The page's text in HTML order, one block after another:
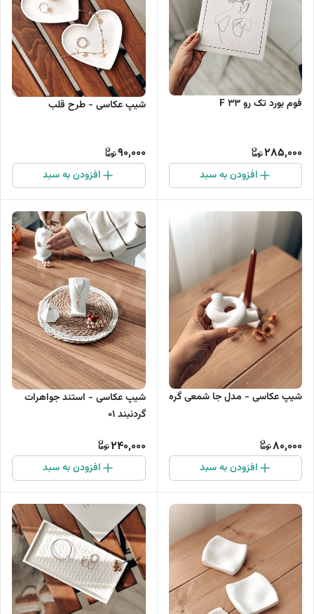
فوم بورد تک رو F 33
285,000
افزودن به سبد
شیپ عکاسی - طرح قلب
90,000
افزودن به سبد
شیپ عکاسی - مدل جا شمعی گره
80,000
افزودن به سبد
شیپ عکاسی - استند جواهرات
گردنبند 01
240,000
افزودن به سبد